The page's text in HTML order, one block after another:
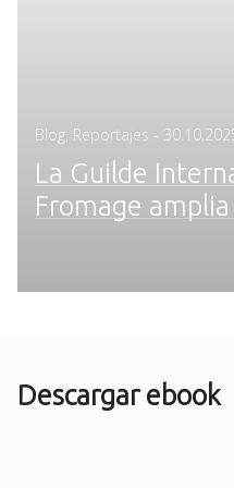
Blog Reportajes - Posted
La Guilde
Fromage
Descargar ebook